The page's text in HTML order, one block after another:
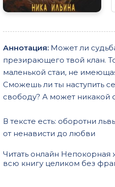
Аннотация: Может ли
презирающего твой клан.
маленькой стаи, не
Сможешь ли ты наступить
свободу? А может никакой
В тексте есть: оборотни
от ненависти до любви
Читать онлайн
всю книгу целиком без